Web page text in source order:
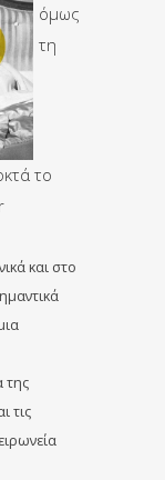
όμως
τη
το
και στο
της
τις